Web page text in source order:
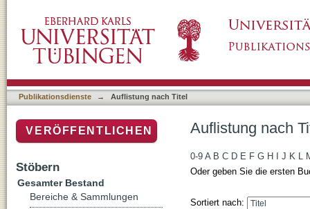
Publikationsdienste → Auflistung nach Titel
Auflistung nach
0-9 A B C D E F G H J K L
Oder geben Sie die ersten
Sortiert nach:
VERÖFFENTLICHEN
Stöbern
Gesamter Bestand
Bereiche & Sammlungen